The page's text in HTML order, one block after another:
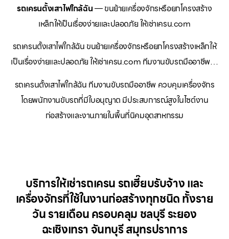
รถเครนตั้งเสาไฟใกล้ฉัน— ขนย้ายเครื่องจักรหรือยกโครงสร้าง
เหล็กให้เป็นเรื่องง่ายและปลอดภัย ให้เช่าเครน.com
รถเครนตั้งเสาไฟใกล้ฉัน ขนย้ายเครื่องจักรหรือยกโครงสร้างเหล็กให้
เป็นเรื่องง่ายและปลอดภัย ให้เช่าเครน.com ทีมงานขับรถมืออาชีพ…
รถเครนตั้งเสาไฟใกล้ฉัน ทีมงานขับรถมืออาชีพ ควบคุมเครื่องจักร
โดยพนักงานขับรถที่มีใบอนุญาต มีประสบการณ์สูงในไซต์งาน
ก่อสร้างและงานภายในพื้นที่นิคมอุตสาหกรรม
บริการให้เช่ารถเครน รถเฮี๊ยบรับจ้าง และ
เครื่องจักรที่ใช้ในงานก่อสร้างทุกชนิด ทั้งราย
วัน รายเดือน ครอบคลุม ชลบุรี ระยอง
ฉะเชิงเทรา จันทบุรี สมุทรปราการ